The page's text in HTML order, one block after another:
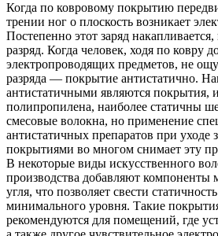
Когда по ковровому покрытию
трении ног о плоскость возникает
Постепенно этот заряд
разряд. Когда человек, ходя по ковру
электропроводящих предметов, не
разряда — покрытие антистатично.
антистатичными являются покрытия,
полипропилена, наиболее статичны
смесовые волокна, но применение
антистатичных препаратов при уходе
покрытиями во многом снимает эту
В некоторые виды искусственного
производства добавляют
угля, что позволяет свести
минимального уровня. Такие
рекомендуются для помещений, где